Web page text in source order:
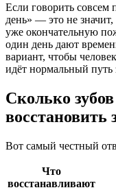
Если говорить совсем
день» — это не значит,
уже окончательную
один день дают
вариант, чтобы
идёт нормальный
Сколько
восстановить
Вот самый честный
Что
восстанавливают